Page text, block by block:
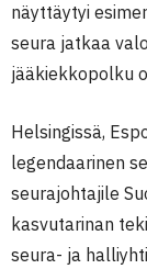
näyttäytyi
seura jatkaa
jääkiekkopolku
Helsingissä,
legendaarinen
seurajohtajile
kasvutarinan
seura- ja